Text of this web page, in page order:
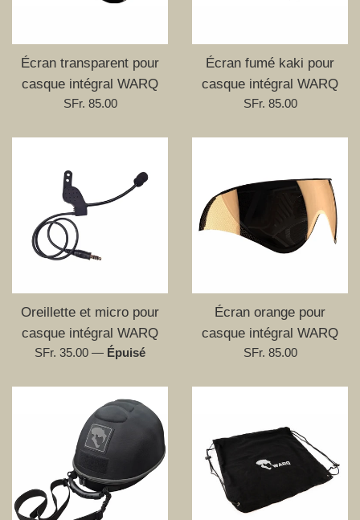
Écran transparent pour
casque intégral WARQ
Prix
SFr. 85.00
Écran fumé kaki pour
casque intégral WARQ
Prix
SFr. 85.00
Oreillette et micro pour
casque intégral WARQ
Prix
SFr. 35.00 — Épuisé
Écran orange pour
casque intégral WARQ
Prix
SFr. 85.00